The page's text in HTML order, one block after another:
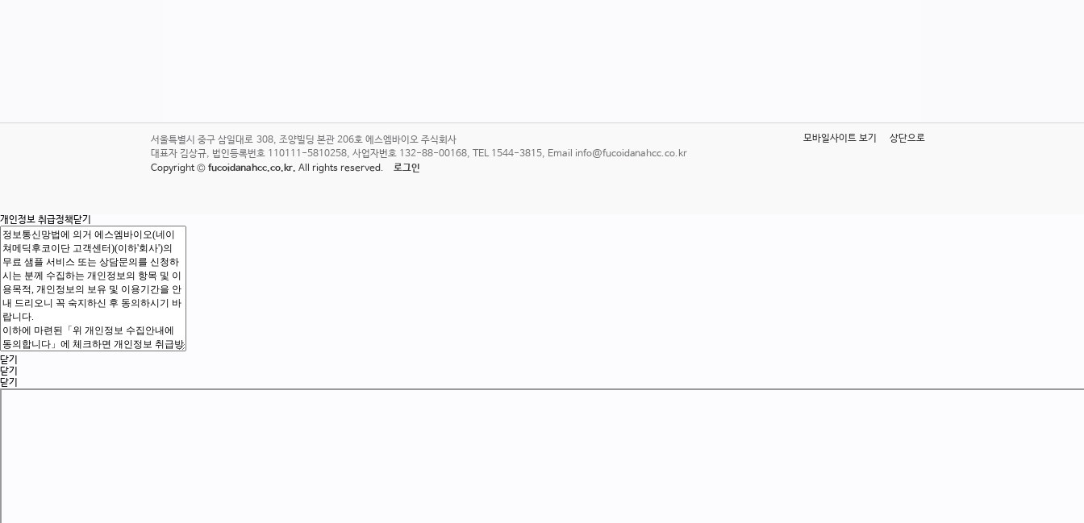
서울특별시 중구 삼일대로 308, 조양빌딩 본관 206호 에스엠바이오 주식회사
대표자 김상규, 법인등록번호 110111-5810258, 사업자번호 132-88-00168, TEL 1544-3815, Email info@fucoidanahcc.co.kr
Copyright © fucoidanahcc.co.kr. All rights reserved. 로그인
상단으로
모바일사이트 보기
개인정보 취급정책닫기
닫기
닫기
닫기